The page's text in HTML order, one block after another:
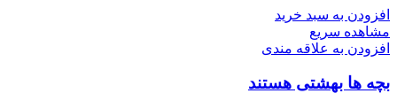
افزودن به سبد خرید
مشاهده سریع
افزودن به علاقه مندی
بچه ­ها بهشتی هستند